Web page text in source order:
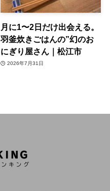
月に1〜2日だけ出会える。
羽釜炊きごはんの”幻のお
にぎり屋さん｜松江市
2026年7月31日